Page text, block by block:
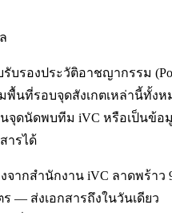
รับรองประวัติอาชญากรรม
พื้นที่รอบจุดสังเกตเหล่านี้ทั้ง
จุดนัดพบทีม iVC หรือเป็นข้อมู
ารได้
จากสำนักงาน iVC ลาดพร้าว
ร — ส่งเอกสารถึงในวันเดียว